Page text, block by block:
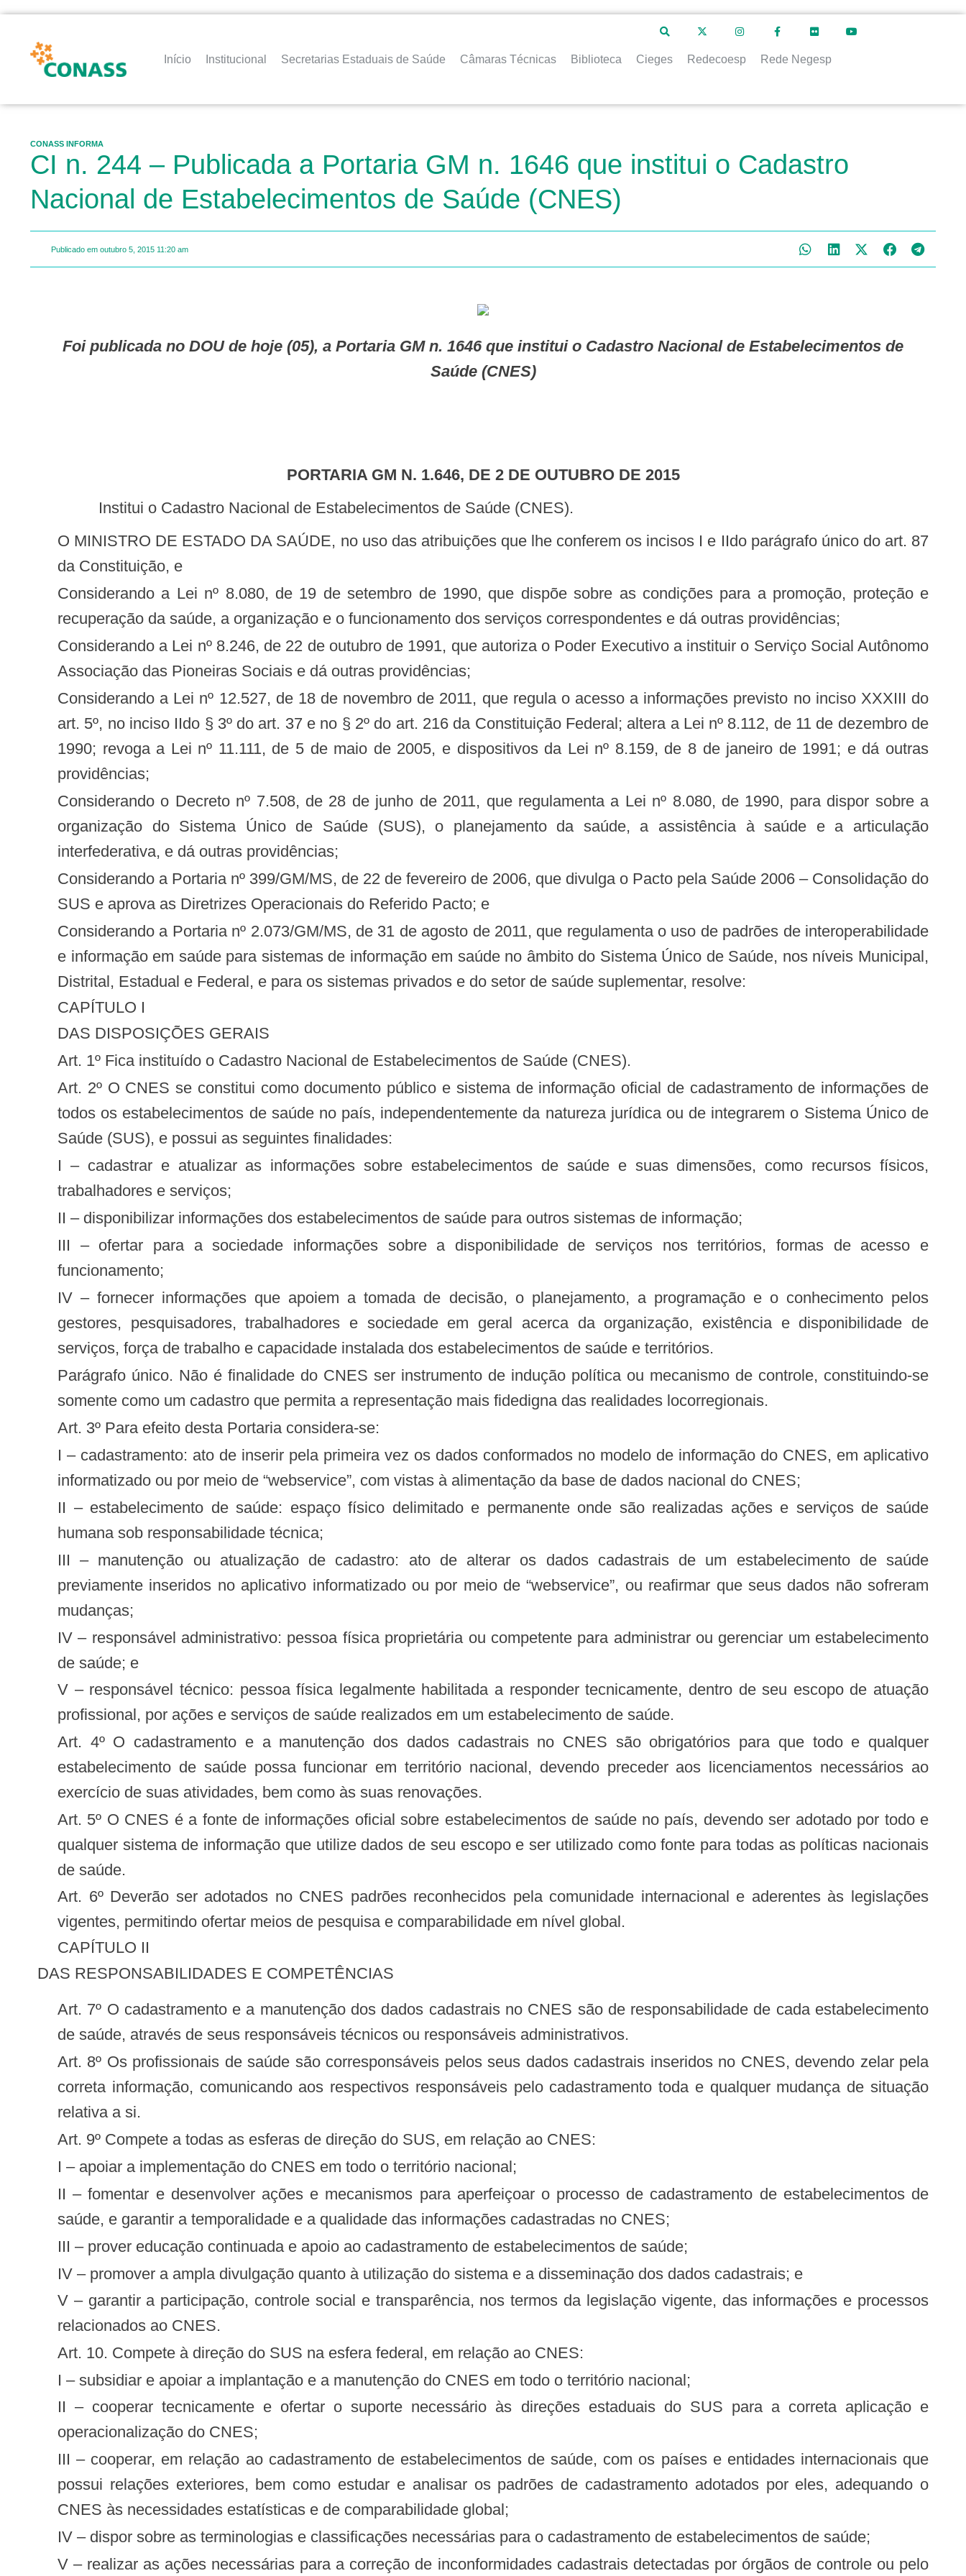
Início Institucional Secretarias Estaduais de Saúde Câmaras Técnicas Biblioteca Cieges Redecoesp Rede Negesp
CONASS INFORMA
CI n. 244 – Publicada a Portaria GM n. 1646 que institui o Cadastro
Nacional de Estabelecimentos de Saúde (CNES)
Publicado em outubro 5, 2015 11:20 am
Foi publicada no DOU de hoje (05), a Portaria GM n. 1646 que institui o Cadastro Nacional de Estabelecimentos de
Saúde (CNES)
PORTARIA GM N. 1.646, DE 2 DE OUTUBRO DE 2015
Institui o Cadastro Nacional de Estabelecimentos de Saúde (CNES).
O MINISTRO DE ESTADO DA SAÚDE, no uso das atribuições que lhe conferem os incisos I e IIdo parágrafo único do art. 87
da Constituição, e
Considerando a Lei nº 8.080, de 19 de setembro de 1990, que dispõe sobre as condições para a promoção, proteção e
recuperação da saúde, a organização e o funcionamento dos serviços correspondentes e dá outras providências;
Considerando a Lei nº 8.246, de 22 de outubro de 1991, que autoriza o Poder Executivo a instituir o Serviço Social Autônomo
Associação das Pioneiras Sociais e dá outras providências;
Considerando a Lei nº 12.527, de 18 de novembro de 2011, que regula o acesso a informações previsto no inciso XXXIII do
art. 5º, no inciso IIdo § 3º do art. 37 e no § 2º do art. 216 da Constituição Federal; altera a Lei nº 8.112, de 11 de dezembro de
1990; revoga a Lei nº 11.111, de 5 de maio de 2005, e dispositivos da Lei nº 8.159, de 8 de janeiro de 1991; e dá outras
providências;
Considerando o Decreto nº 7.508, de 28 de junho de 2011, que regulamenta a Lei nº 8.080, de 1990, para dispor sobre a
organização do Sistema Único de Saúde (SUS), o planejamento da saúde, a assistência à saúde e a articulação
interfederativa, e dá outras providências;
Considerando a Portaria nº 399/GM/MS, de 22 de fevereiro de 2006, que divulga o Pacto pela Saúde 2006 – Consolidação do
SUS e aprova as Diretrizes Operacionais do Referido Pacto; e
Considerando a Portaria nº 2.073/GM/MS, de 31 de agosto de 2011, que regulamenta o uso de padrões de interoperabilidade
e informação em saúde para sistemas de informação em saúde no âmbito do Sistema Único de Saúde, nos níveis Municipal,
Distrital, Estadual e Federal, e para os sistemas privados e do setor de saúde suplementar, resolve:
CAPÍTULO I
DAS DISPOSIÇÕES GERAIS
Art. 1º Fica instituído o Cadastro Nacional de Estabelecimentos de Saúde (CNES).
Art. 2º O CNES se constitui como documento público e sistema de informação oficial de cadastramento de informações de
todos os estabelecimentos de saúde no país, independentemente da natureza jurídica ou de integrarem o Sistema Único de
Saúde (SUS), e possui as seguintes finalidades:
I – cadastrar e atualizar as informações sobre estabelecimentos de saúde e suas dimensões, como recursos físicos,
trabalhadores e serviços;
II – disponibilizar informações dos estabelecimentos de saúde para outros sistemas de informação;
III – ofertar para a sociedade informações sobre a disponibilidade de serviços nos territórios, formas de acesso e
funcionamento;
IV – fornecer informações que apoiem a tomada de decisão, o planejamento, a programação e o conhecimento pelos
gestores, pesquisadores, trabalhadores e sociedade em geral acerca da organização, existência e disponibilidade de
serviços, força de trabalho e capacidade instalada dos estabelecimentos de saúde e territórios.
Parágrafo único. Não é finalidade do CNES ser instrumento de indução política ou mecanismo de controle, constituindo-se
somente como um cadastro que permita a representação mais fidedigna das realidades locorregionais.
Art. 3º Para efeito desta Portaria considera-se:
I – cadastramento: ato de inserir pela primeira vez os dados conformados no modelo de informação do CNES, em aplicativo
informatizado ou por meio de “webservice”, com vistas à alimentação da base de dados nacional do CNES;
II – estabelecimento de saúde: espaço físico delimitado e permanente onde são realizadas ações e serviços de saúde
humana sob responsabilidade técnica;
III – manutenção ou atualização de cadastro: ato de alterar os dados cadastrais de um estabelecimento de saúde
previamente inseridos no aplicativo informatizado ou por meio de “webservice”, ou reafirmar que seus dados não sofreram
mudanças;
IV – responsável administrativo: pessoa física proprietária ou competente para administrar ou gerenciar um estabelecimento
de saúde; e
V – responsável técnico: pessoa física legalmente habilitada a responder tecnicamente, dentro de seu escopo de atuação
profissional, por ações e serviços de saúde realizados em um estabelecimento de saúde.
Art. 4º O cadastramento e a manutenção dos dados cadastrais no CNES são obrigatórios para que todo e qualquer
estabelecimento de saúde possa funcionar em território nacional, devendo preceder aos licenciamentos necessários ao
exercício de suas atividades, bem como às suas renovações.
Art. 5º O CNES é a fonte de informações oficial sobre estabelecimentos de saúde no país, devendo ser adotado por todo e
qualquer sistema de informação que utilize dados de seu escopo e ser utilizado como fonte para todas as políticas nacionais
de saúde.
Art. 6º Deverão ser adotados no CNES padrões reconhecidos pela comunidade internacional e aderentes às legislações
vigentes, permitindo ofertar meios de pesquisa e comparabilidade em nível global.
CAPÍTULO II
DAS RESPONSABILIDADES E COMPETÊNCIAS
Art. 7º O cadastramento e a manutenção dos dados cadastrais no CNES são de responsabilidade de cada estabelecimento
de saúde, através de seus responsáveis técnicos ou responsáveis administrativos.
Art. 8º Os profissionais de saúde são corresponsáveis pelos seus dados cadastrais inseridos no CNES, devendo zelar pela
correta informação, comunicando aos respectivos responsáveis pelo cadastramento toda e qualquer mudança de situação
relativa a si.
Art. 9º Compete a todas as esferas de direção do SUS, em relação ao CNES:
I – apoiar a implementação do CNES em todo o território nacional;
II – fomentar e desenvolver ações e mecanismos para aperfeiçoar o processo de cadastramento de estabelecimentos de
saúde, e garantir a temporalidade e a qualidade das informações cadastradas no CNES;
III – prover educação continuada e apoio ao cadastramento de estabelecimentos de saúde;
IV – promover a ampla divulgação quanto à utilização do sistema e a disseminação dos dados cadastrais; e
V – garantir a participação, controle social e transparência, nos termos da legislação vigente, das informações e processos
relacionados ao CNES.
Art. 10. Compete à direção do SUS na esfera federal, em relação ao CNES:
I – subsidiar e apoiar a implantação e a manutenção do CNES em todo o território nacional;
II – cooperar tecnicamente e ofertar o suporte necessário às direções estaduais do SUS para a correta aplicação e
operacionalização do CNES;
III – cooperar, em relação ao cadastramento de estabelecimentos de saúde, com os países e entidades internacionais que
possui relações exteriores, bem como estudar e analisar os padrões de cadastramento adotados por eles, adequando o
CNES às necessidades estatísticas e de comparabilidade global;
IV – dispor sobre as terminologias e classificações necessárias para o cadastramento de estabelecimentos de saúde;
V – realizar as ações necessárias para a correção de inconformidades cadastrais detectadas por órgãos de controle ou pelo